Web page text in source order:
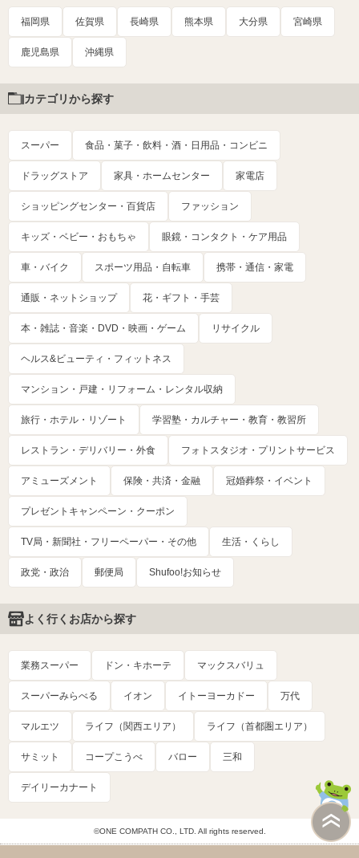
福岡県 佐賀県 長崎県 熊本県 大分県 宮崎県
鹿児島県 沖縄県
カテゴリから探す
スーパー 食品・菓子・飲料・酒・日用品・コンビニ
ドラッグストア 家具・ホームセンター 家電店
ショッピングセンター・百貨店 ファッション
キッズ・ベビー・おもちゃ 眼鏡・コンタクト・ケア用品
車・バイク スポーツ用品・自転車 携帯・通信・家電
通販・ネットショップ 花・ギフト・手芸
本・雑誌・音楽・DVD・映画・ゲーム リサイクル
ヘルス&ビューティ・フィットネス
マンション・戸建・リフォーム・レンタル収納
旅行・ホテル・リゾート 学習塾・カルチャー・教育・教習所
レストラン・デリバリー・外食 フォトスタジオ・プリントサービス
アミューズメント 保険・共済・金融 冠婚葬祭・イベント
プレゼントキャンペーン・クーポン
TV局・新聞社・フリーペーパー・その他 生活・くらし
政党・政治 郵便局 Shufoo!お知らせ
よく行くお店から探す
業務スーパー ドン・キホーテ マックスバリュ
スーパーみらべる イオン イトーヨーカドー 万代
マルエツ ライフ（関西エリア） ライフ（首都圏エリア）
サミット コープこうべ バロー 三和
デイリーカナート
©ONE COMPATH CO., LTD. All rights reserved.